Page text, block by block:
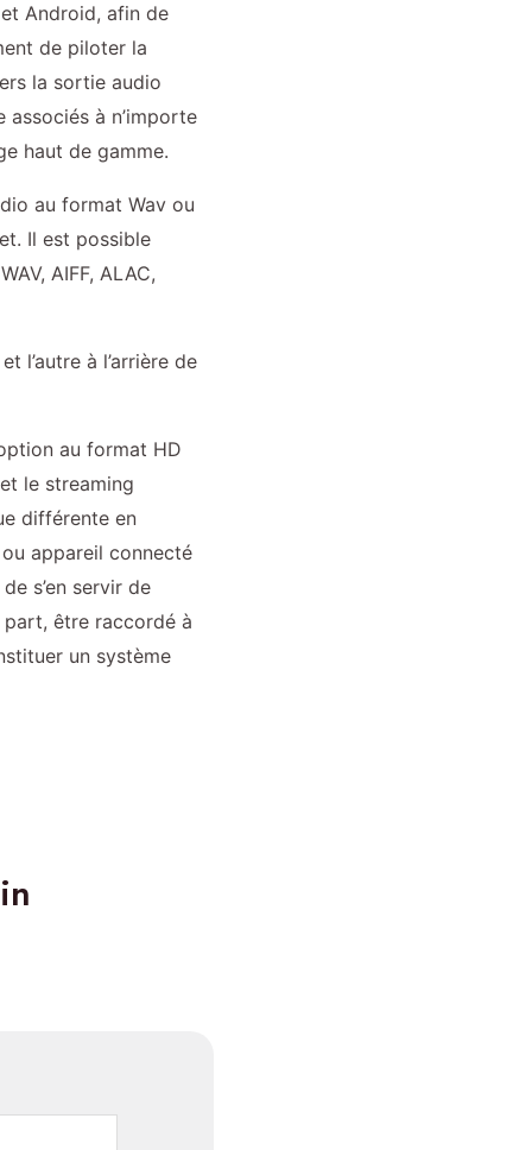
Android, afin de
de piloter la
la sortie audio
à n’importe
haut de gamme.
au format Wav ou
Il est possible
AIFF, ALAC,
l’autre à l’arrière de
au format HD
le streaming
différente en
appareil connecté
s’en servir de
être raccordé à
un système